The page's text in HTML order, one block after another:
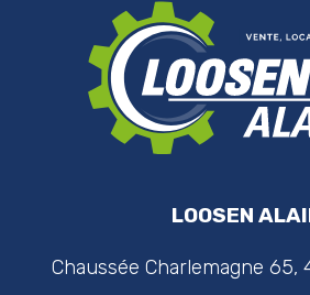
LOOSEN
Chaussée Charlemagne 65,